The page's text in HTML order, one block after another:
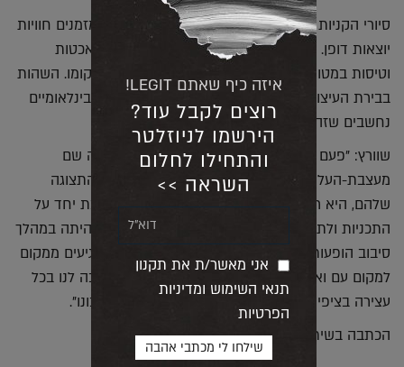
סיורי הקניות עם לקוחות אמידים מהארץ ומהעולם מזמנים חוויות
יוצאות דופן. שוורץ יודעת לספר על מסעות לעיצוב יאכטות
וטיסות במטוסים פרטיים שמסתיימים בסופי שבוע בקומו. השהות
בבירת העיצוב מזמנת מפגשים אקראיים עם מעצבי בינלאומיים
נחשבים שזה המגרש הביתי שלהם.
שוורץ: "פעם היינו באולם התצוגה של קסטינה והיתה שם
מעצבת-העל פטרישיה אורקיולה, שהיא גם מנהלת התצוגה
שלהם, היא ראתה אנשים מישראל ומיד הציעה לשבת יחד על
התכניות ולתת את האינפוטים שלה. אחת הנסיעות היתה במהלך
סיבוב הופעות של להקת U2 בעיר. מכיוון שאנחנו מגיעים ממקום
למקום עם ואן של מרצדס, עדת מעריצים היתה מחכה לנו בכל
עצירה בציפייה שהנה הם עומדים להשיג סלפי עם בונו".
הכתבה בשיתוף טולמנ'ס.
איזה כיף שאתם LEGIT!
רוצים לקבל עוד?
הירשמו לניוזלטר
והתחילו לחלום
השראה >>
אני מאשר/ת את תקנון
תנאי השימוש ומדיניות
הפרטיות